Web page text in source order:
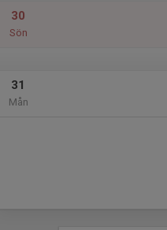
30
Sön
31
Mån